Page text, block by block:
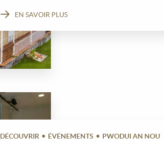
EN SAVOIR PLUS
DÉCOUVRIR ÉVÉNEMENTS PWODUI AN NOU